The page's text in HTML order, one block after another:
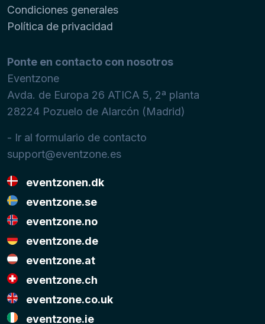
Condiciones generales
Política de privacidad
Ponte en contacto con nosotros
Eventzone
Avda. de Europa 26 ATICA 5, 2ª planta
28224 Pozuelo de Alarcón (Madrid)
- Ir al formulario de contacto
support@eventzone.es
eventzonen.dk
eventzone.se
eventzone.no
eventzone.de
eventzone.at
eventzone.ch
eventzone.co.uk
eventzone.ie